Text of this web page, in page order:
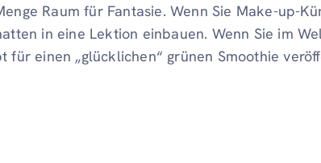
Raum für Fantasie. Wenn Sie Make-up-
in eine Lektion einbauen. Wenn Sie im
für einen „glücklichen“ grünen Smoothie